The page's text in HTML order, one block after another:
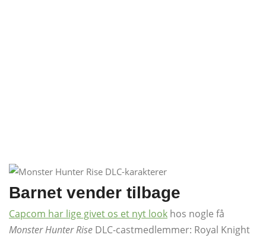
Barnet vender tilbage
Capcom har lige givet os et nyt look hos nogle få
Monster Hunter Rise DLC-castmedlemmer: Royal Knight